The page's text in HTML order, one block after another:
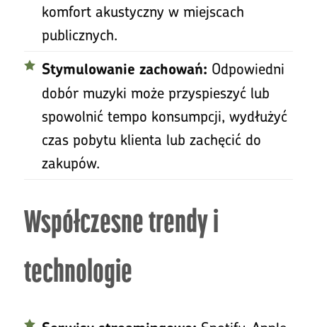
komfort akustyczny w miejscach
publicznych.
Stymulowanie zachowań: Odpowiedni
dobór muzyki może przyspieszyć lub
spowolnić tempo konsumpcji, wydłużyć
czas pobytu klienta lub zachęcić do
zakupów.
Współczesne trendy i
technologie